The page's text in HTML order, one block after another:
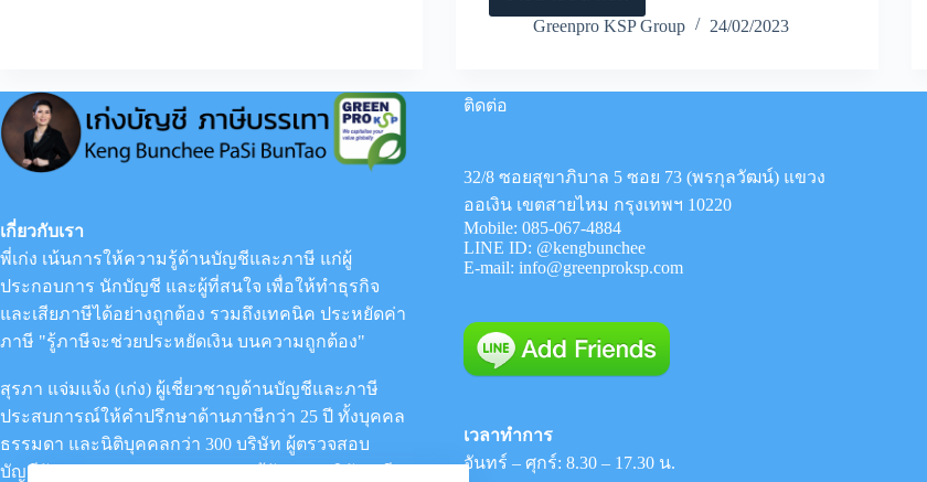
ได้
ของ
บุคคล
ธรรมดา
ปิด
งบ
ผู้
ประกอบ
การ
อย่างไร
บ้าง?
Greenpro KSP Group 24/02/2023
เกี่ยวกับเรา
พี่เก่ง เน้นการให้ความรู้ด้านบัญชีและภาษี แก่ผู้
ประกอบการ นักบัญชี และผู้ที่สนใจ เพื่อให้ทำธุรกิจ
และเสียภาษีได้อย่างถูกต้อง รวมถึงเทคนิค ประหยัดค่า
ภาษี "รู้ภาษีจะช่วยประหยัดเงิน บนความถูกต้อง"
สุรภา แจ่มแจ้ง (เก่ง) ผู้เชี่ยวชาญด้านบัญชีและภาษี
ประสบการณ์ให้คำปรึกษาด้านภาษีกว่า 25 ปี ทั้งบุคคล
ธรรมดา และนิติบุคคลกว่า 300 บริษัท ผู้ตรวจสอบ
บัญชีรับอนุญาต (CPA) : กรรมการผู้จัดการ
ติดต่อ
32/8 ซอยสุขาภิบาล 5 ซอย 73 (พรกุลวัฒน์) แขวง
ออเงิน เขตสายไหม กรุงเทพฯ 10220
Mobile: 085-067-4884
LINE ID: @kengbunchee
E-mail: info@greenproksp.com
เวลาทำการ
จันทร์ – ศุกร์: 8.30 – 17.30 น.